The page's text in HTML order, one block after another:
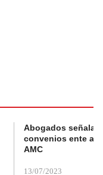
Abogados
convenios ente
AMC
13/07/2023